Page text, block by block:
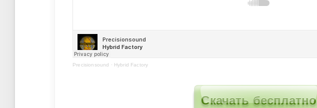
Precisionsound · Hybrid Factory
Скачать бесплатно